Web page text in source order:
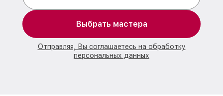
Выбрать мастера
Отправляя, Вы соглашаетесь на обработку
персональных данных